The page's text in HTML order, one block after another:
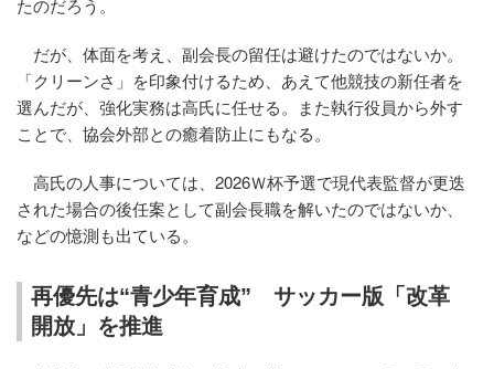
たのだろう。
だが、体面を考え、副会長の留任は避けたのではないか。
「クリーンさ」を印象付けるため、あえて他競技の新任者を
選んだが、強化実務は高氏に任せる。また執行役員から外す
ことで、協会外部との癒着防止にもなる。
高氏の人事については、2026Ｗ杯予選で現代表監督が更迭
された場合の後任案として副会長職を解いたのではないか、
などの憶測も出ている。
再優先は“青少年育成” サッカー版「改革
開放」を推進